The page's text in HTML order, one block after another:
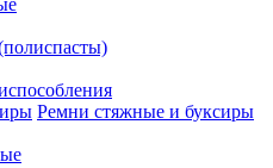
Ремни стяжные и буксиры